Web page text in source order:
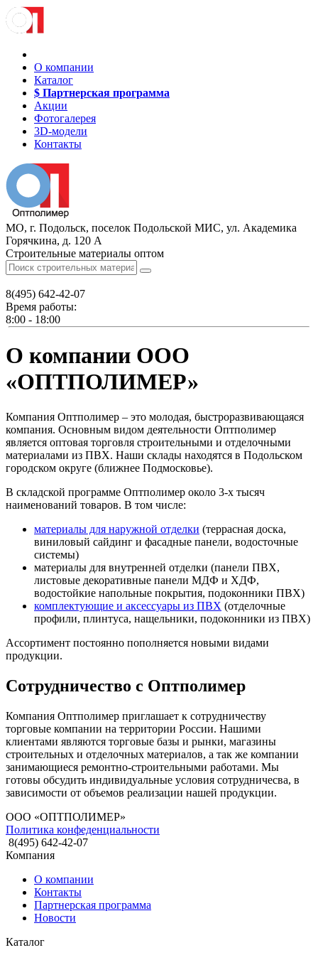
О компании
Каталог
$ Партнерская программа
Акции
Фотогалерея
3D-модели
Контакты
МО, г. Подольск, поселок Подольской МИС, ул. Академика
Горячкина, д. 120 А
Строительные материалы оптом
8(495) 642-42-07
Время работы:
8:00 - 18:00
О компании ООО
«ОПТПОЛИМЕР»
Компания Оптполимер – это молодая, быстроразвивающаяся
компания. Основным видом деятельности Оптполимер
является оптовая торговля строительными и отделочными
материалами из ПВХ. Наши склады находятся в Подольском
городском округе (ближнее Подмосковье).
В складской программе Оптполимер около 3-х тысяч
наименований товаров. В том числе:
материалы для наружной отделки (террасная доска,
виниловый сайдинг и фасадные панели, водосточные
системы)
материалы для внутренней отделки (панели ПВХ,
листовые декоративные панели МДФ и ХДФ,
водостойкие напольные покрытия, подоконники ПВХ)
комплектующие и аксессуары из ПВХ (отделочные
профили, плинтуса, нащельники, подоконники из ПВХ)
Ассортимент постоянно пополняется новыми видами
продукции.
Сотрудничество с Оптполимер
Компания Оптполимер приглашает к сотрудничеству
торговые компании на территории России. Нашими
клиентами являются торговые базы и рынки, магазины
строительных и отделочных материалов, а так же компании
занимающиеся ремонтно-строительными работами. Мы
готовы обсудить индивидуальные условия сотрудничесва, в
зависимости от объемов реализации нашей продукции.
ООО «ОПТПОЛИМЕР»
Политика конфеденциальности
8(495) 642-42-07
Компания
О компании
Контакты
Партнерская программа
Новости
Каталог